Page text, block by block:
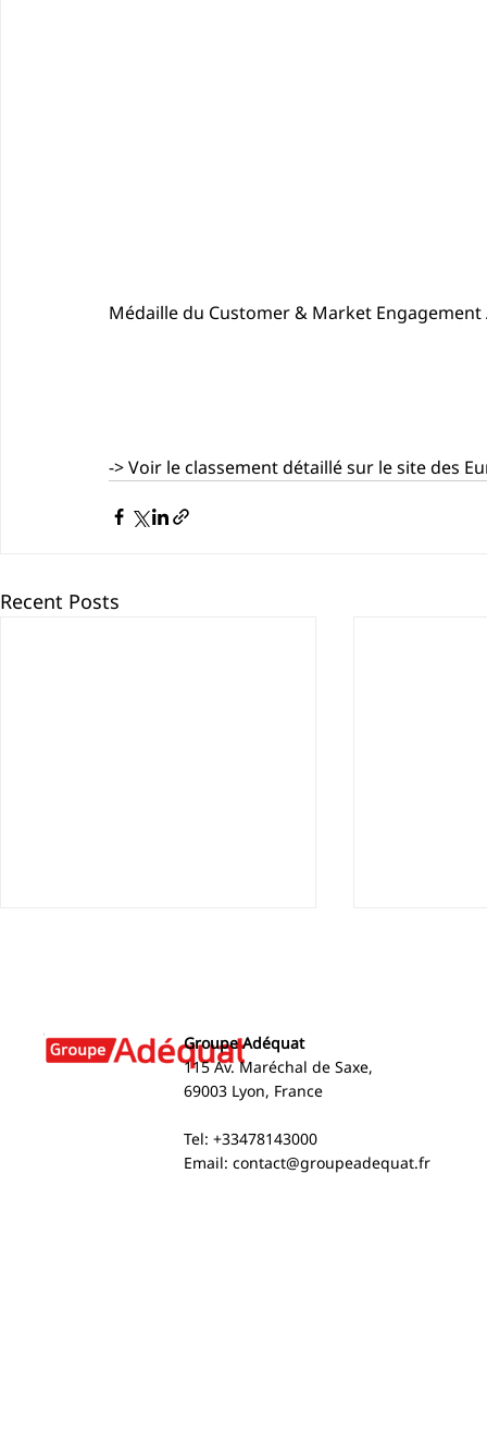
Médaille du Customer & Market Engagement
-> Voir le classement détaillé sur le site des
Recent Posts
Environmental Performance
Groupe
the Future
Groupe Adéquat
115 Av. Maréchal de Saxe,
69003 Lyon, France
Tel: +33478143000
Email: contact@groupeadequat.fr